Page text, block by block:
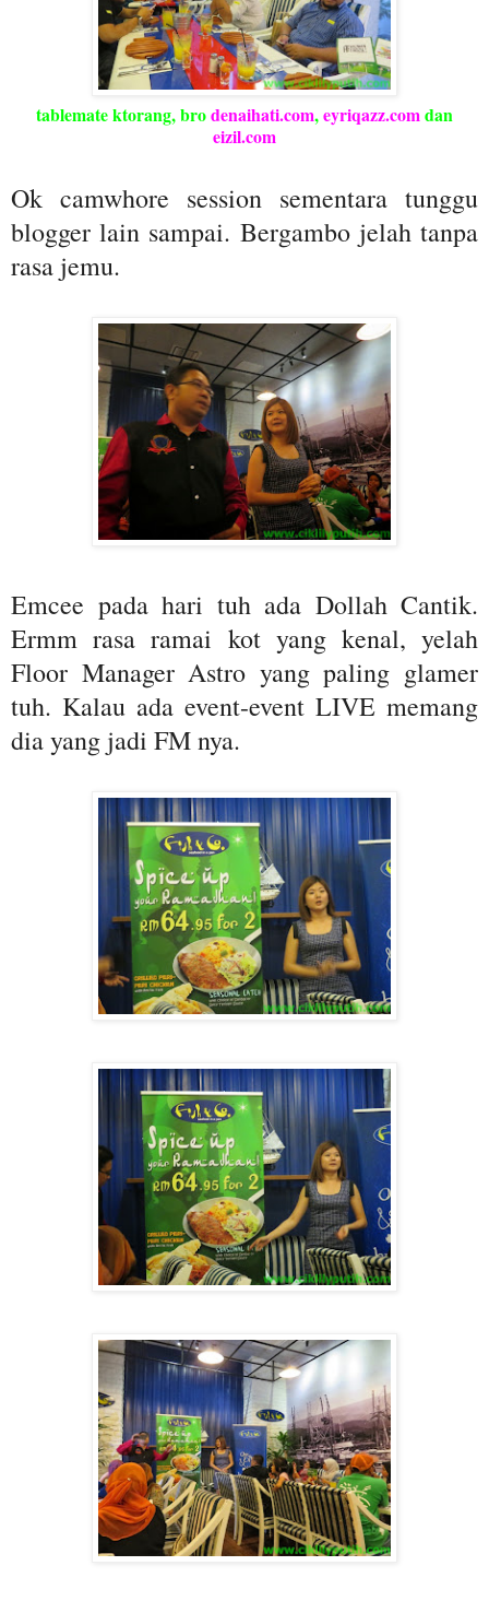
tablemate ktorang, brodenaihati.com,eyriqazz.comdan
eizil.com
Ok camwhore session sementara tunggu
blogger lain sampai. Bergambo jelah tanpa
rasa jemu.
Emcee pada hari tuh ada Dollah Cantik.
Ermm rasa ramai kot yang kenal, yelah
Floor Manager Astro yang paling glamer
tuh. Kalau ada event-event LIVE memang
dia yang jadi FM nya.